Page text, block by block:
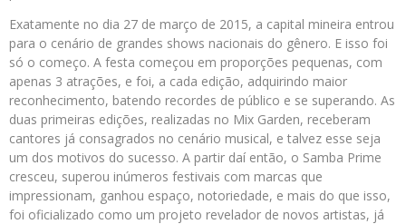
Exatamente no dia 27 de março de 2015, a capital mineira entrou
para o cenário de grandes shows nacionais do gênero. E isso foi
só o começo. A festa começou em proporções pequenas, com
apenas 3 atrações, e foi, a cada edição, adquirindo maior
reconhecimento, batendo recordes de público e se superando. As
duas primeiras edições, realizadas no Mix Garden, receberam
cantores já consagrados no cenário musical, e talvez esse seja
um dos motivos do sucesso. A partir daí então, o Samba Prime
cresceu, superou inúmeros festivais com marcas que
impressionam, ganhou espaço, notoriedade, e mais do que isso,
foi oficializado como um projeto revelador de novos artistas, já